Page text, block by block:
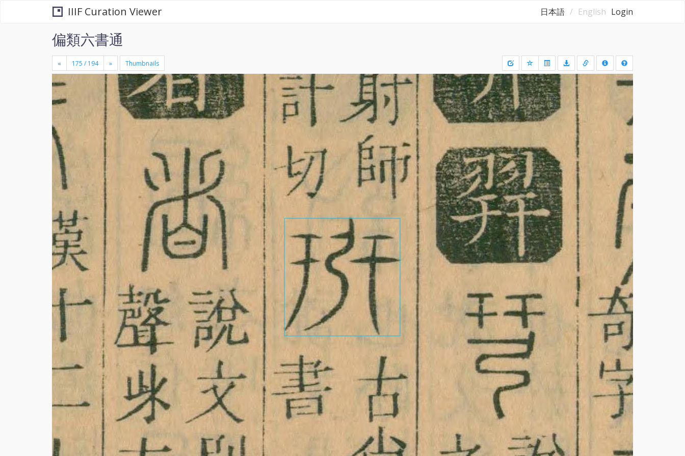
IIIF Curation Viewer 日本語 English Login
偏類六書通
« » Thumbnails
+
-
Draw